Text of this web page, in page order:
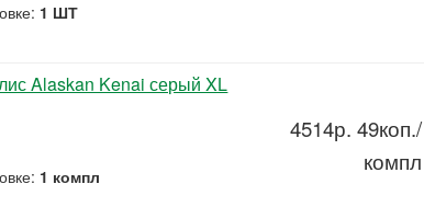
1 ШТ
Alaskan Kenai серый XL
1 компл
4514р. 49коп./
компл